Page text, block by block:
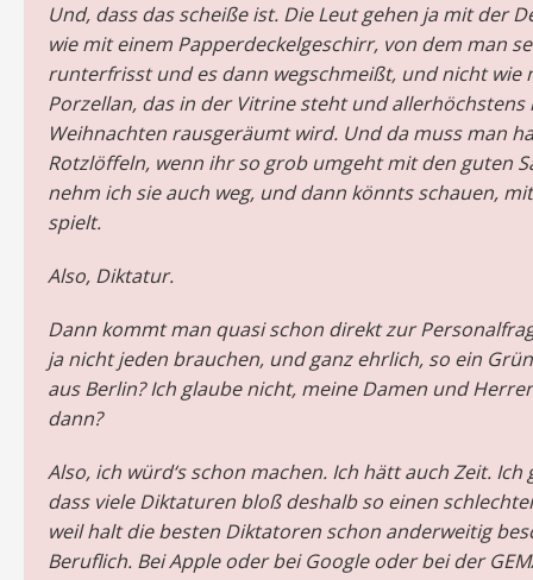
Und, dass das scheiße ist. Die Leut gehen ja mit der
wie mit einem Papperdeckelgeschirr, von dem man
runterfrisst und es dann wegschmeißt, und nicht wie
Porzellan, das in der Vitrine steht und allerhöchstens
Weihnachten rausgeräumt wird. Und da muss man
Rotzlöffeln, wenn ihr so grob umgeht mit den guten
nehm ich sie auch weg, und dann könnts schauen,
spielt.
Also, Diktatur.
Dann kommt man quasi schon direkt zur
ja nicht jeden brauchen, und ganz ehrlich, so ein
aus Berlin? Ich glaube nicht, meine Damen und
dann?
Also, ich würd‘s schon machen. Ich hätt auch Zeit. Ich
dass viele Diktaturen bloß deshalb so einen
weil halt die besten Diktatoren schon anderweitig
Beruflich. Bei Apple oder bei Google oder bei der